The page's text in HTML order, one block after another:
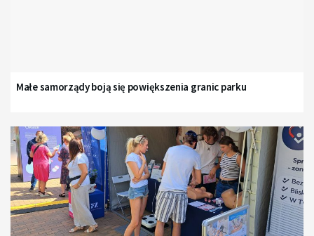
Małe samorządy boją się powiększenia granic parku